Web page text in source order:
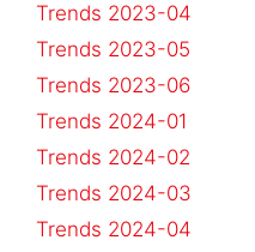
Trends 2023-04
Trends 2023-05
Trends 2023-06
Trends 2024-01
Trends 2024-02
Trends 2024-03
Trends 2024-04